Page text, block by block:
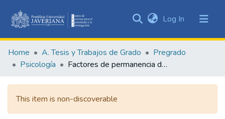
&
Collections
Statistics
Log In (current)
Home A. Tesis y Trabajos de Grado
Pregrado
Psicología
Factores de permanencia de mujeres adultas jóvenes en relaciones de noviazgo donde hay presencia de violencia psicológica
This item is non-discoverable